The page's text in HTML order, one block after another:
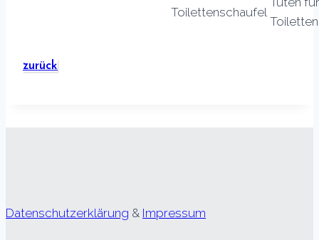
Toilettenschaufel
zurück
Datenschutzerklärung & Impressum